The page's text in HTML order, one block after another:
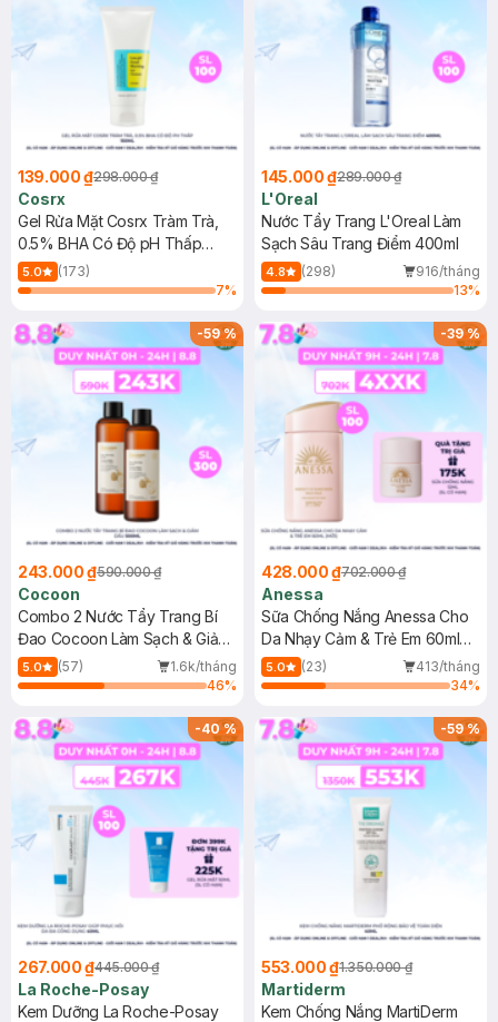
139.000 ₫298.000 ₫
Cosrx
Gel Rửa Mặt Cosrx Tràm Trà,
0.5% BHA Có Độ pH Thấp
150ml
5.0
(173)
7%
145.000 ₫289.000 ₫
L'Oreal
Nước Tẩy Trang L'Oreal Làm
Sạch Sâu Trang Điểm 400ml
4.8 (298)
916/tháng
13%
-59%
243.000 ₫590.000 ₫
Cocoon
Combo 2 Nước Tẩy Trang Bí
Đao Cocoon Làm Sạch & Giảm
Dầu 500ml
5.0 (57)
1.6k/tháng
46%
-39%
428.000 ₫702.000 ₫
Anessa
Sữa Chống Nắng Anessa Cho
Da Nhạy Cảm & Trẻ Em 60ml
(Mới)
5.0 (23)
413/tháng
34%
-40%
267.000 ₫445.000 ₫
La Roche-Posay
Kem Dưỡng La Roche-Posay
-59%
553.000 ₫1.350.000 ₫
Martiderm
Kem Chống Nắng MartiDerm